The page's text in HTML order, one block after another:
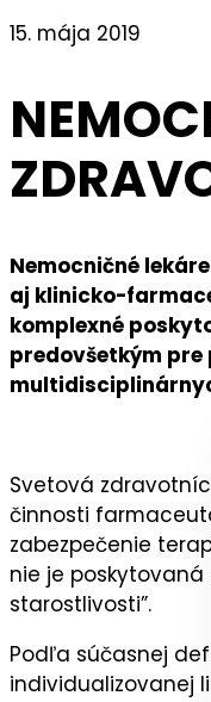
15. mája 2019
Nemocničné
aj klinicko-
komplexné
predovšetkým
Svetová
činnosti
zabezpečenie
nie je
starostlivosti”.
Podľa súčasnej
individualizovanej